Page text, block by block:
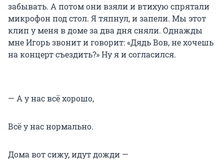
забывать. А потом они взяли и втихую спрятали
микрофон под стол. Я тяпнул, и запели. Мы этот
клип у меня в доме за два дня сняли. Однажды
мне Игорь звонит и говорит: «Дядь Вов, не хочешь
на концерт съездить?» Ну я и согласился.
— А у нас всё хорошо,
Всё у нас нормально.
Дома вот сижу, идут дожди —